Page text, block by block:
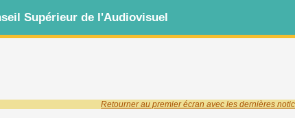
Retourner au premier écran avec les dernières
Supérieur de l'Audiovisuel